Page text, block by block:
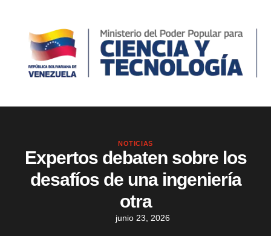
NOTICIAS
Expertos debaten sobre los
desafíos de una ingeniería
otra
junio 23, 2026